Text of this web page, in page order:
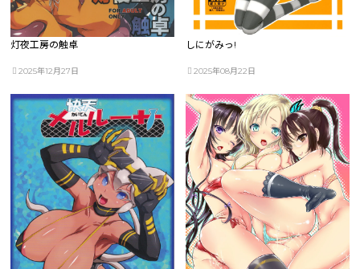
灯夜工房の触卓
2025年12月27日
しにがみっ!
2025年08月22日